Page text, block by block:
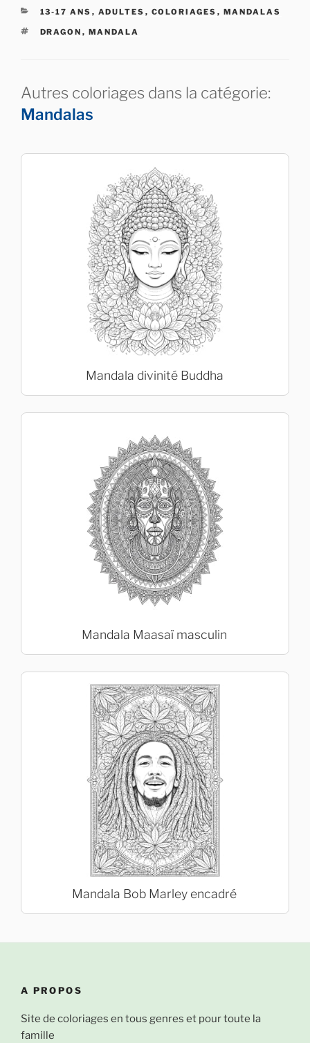
CATÉGORIES
13-17 ANS , ADULTES , COLORIAGES , MANDALAS
ÉTIQUETTES
DRAGON , MANDALA
Autres coloriages dans la catégorie:
Mandalas
Mandala divinité Buddha
Mandala Maasaï masculin
Mandala Bob Marley encadré
A PROPOS
Site de coloriages en tous genres et pour toute la
famille